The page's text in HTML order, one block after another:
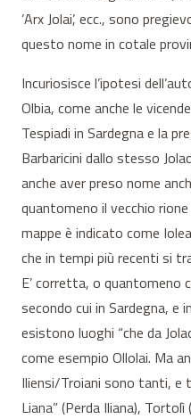
‘Arx Jolai’, ecc., sono
questo nome in cotale
Incuriosisce l’ipotesi
Olbia, come anche le
Tespiadi in Sardegna e la
Barbaricini dallo stesso
anche aver preso nome
quantomeno il vecchio
mappe è indicato come
che in tempi più recenti si
E’ corretta, o quantomeno
secondo cui in Sardegna, e
esistono luoghi “che da
come esempio Ollolai. Ma
Iliensi/Troiani sono tanti, e
Liana” (Perda Iliana), Tortolì